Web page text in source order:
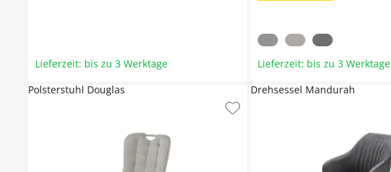
Lieferzeit: bis zu 3 Werktage Lieferzeit: bis zu 3 Werktage
Polsterstuhl Douglas Drehsessel Mandurah